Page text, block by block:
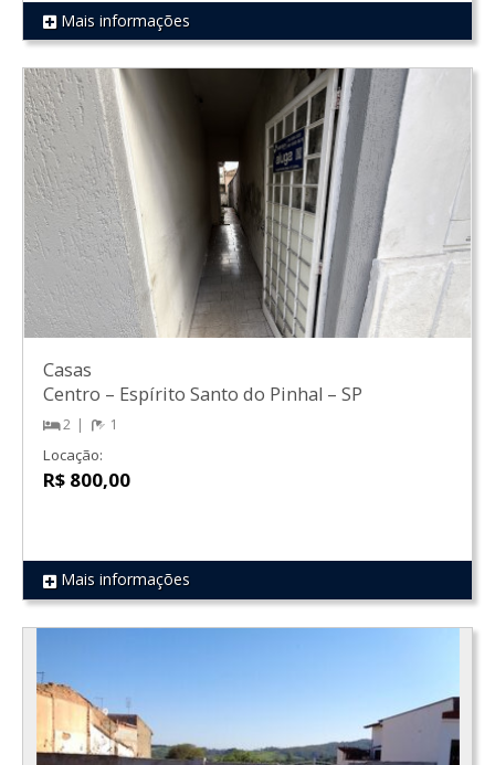
REF 1660
Mais informações
REF 1813
Casas
Centro – Espírito Santo do Pinhal – SP
2 1
Locação:
R$ 800,00
Mais informações